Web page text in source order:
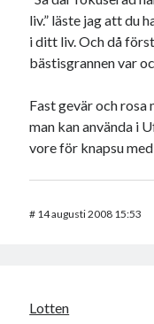
liv.” läste jag att du
i ditt liv. Och då
bästisgrannen var
Fast gevär och
man kan använda i
vore för knapsu
# 14 augusti 2008 15:53
Lotten